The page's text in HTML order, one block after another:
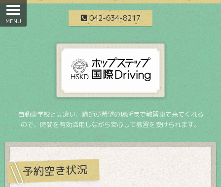
042-634-8217
自動車学校とは違い、講師が希望の場所まで教習車で来てくれる
ので、時間を有効活用しながら安心して教習を受けられます。
予約空き状況